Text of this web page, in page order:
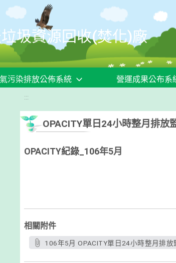
圾資源回收(焚化)廠
污染排放公佈系統 營運成果公布系
:::
OPACITY單日24小時整月排放
OPACITY紀錄_106年5月
相關附件
106年5月 OPACITY單日24小時整月排